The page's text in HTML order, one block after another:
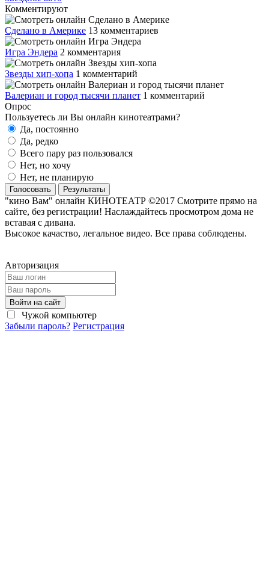
Комментируют
Сделано в Америке 13 комментариев
Игра Эндера 2 комментария
Звезды хип-хопа 1 комментарий
Валериан и город тысячи планет 1 комментарий
Опрос
Пользуетесь ли Вы онлайн кинотеатрами?
Да, постоянно
Да, редко
Всего пару раз пользовался
Нет, но хочу
Нет, не планирую
Голосовать Результаты
"кино Вам" онлайн КИНОТЕАТР ©2017 Смотрите прямо на
сайте, без регистрации! Наслаждайтесь просмотром дома не
вставая с дивана.
Высокое качаство, легальное видео. Все права соблюдены.
Авторизация
Войти на сайт
Чужой компьютер
Забыли пароль? Регистрация